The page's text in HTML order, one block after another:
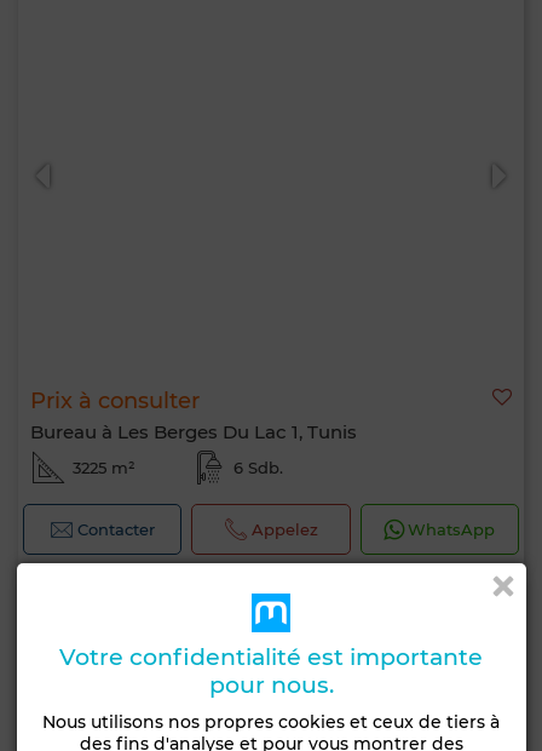
Prix à consulter
Bureau à Les Berges Du Lac 1, Tunis
3225 m² 6 Sdb.
Contacter Appelez WhatsApp
Votre confidentialité est importante
pour nous.
Nous utilisons nos propres cookies et ceux de tiers à
des fins d'analyse et pour vous montrer des